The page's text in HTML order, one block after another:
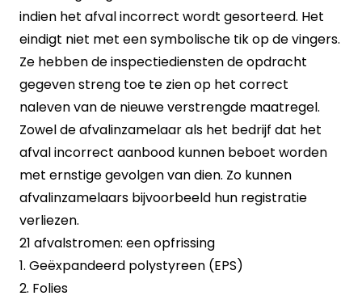
indien het afval incorrect wordt gesorteerd. Het
eindigt niet met een symbolische tik op de vingers.
Ze hebben de inspectiediensten de opdracht
gegeven streng toe te zien op het correct
naleven van de nieuwe verstrengde maatregel.
Zowel de afvalinzamelaar als het bedrijf dat het
afval incorrect aanbood kunnen beboet worden
met ernstige gevolgen van dien. Zo kunnen
afvalinzamelaars bijvoorbeeld hun registratie
verliezen.
21 afvalstromen: een opfrissing
1. Geëxpandeerd polystyreen (EPS)
2. Folies